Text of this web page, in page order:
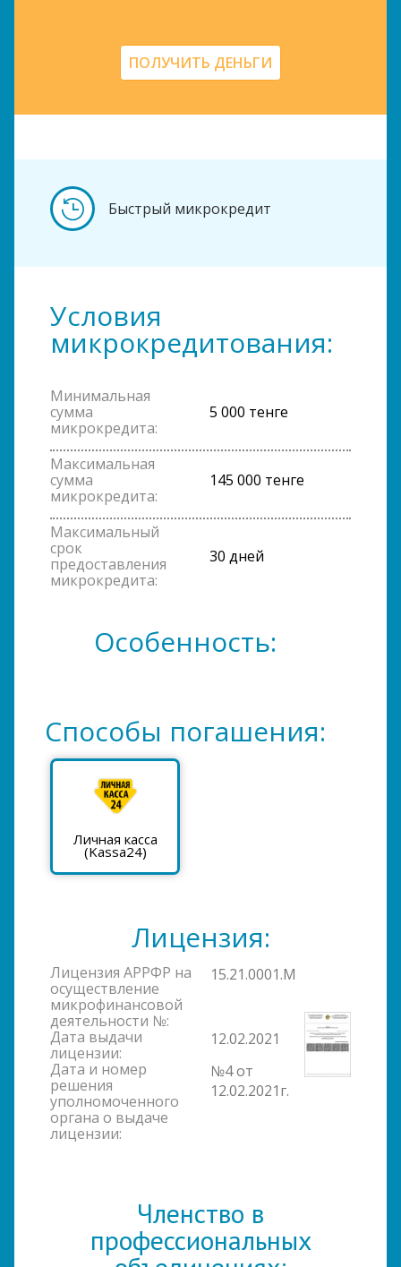
ПОЛУЧИТЬ ДЕНЬГИ
Быстрый микрокредит
Условия
микрокредитования:
Минимальная
сумма
микрокредита:
5 000 тенге
Максимальная
сумма
микрокредита:
145 000 тенге
Максимальный
срок
предоставления
микрокредита:
30 дней
Особенность:
Способы погашения:
Личная касса
(Kassa24)
Лицензия:
Лицензия АРРФР на
осуществление
микрофинансовой
деятельности №:
15.21.0001.М
Дата выдачи
лицензии:
12.02.2021
Дата и номер
решения
уполномоченного
органа о выдаче
лицензии:
№4 от
12.02.2021г.
Членство в
профессиональных